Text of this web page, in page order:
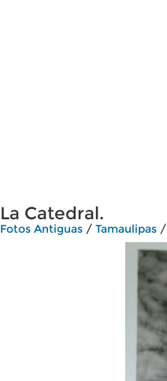
La Catedral.
Fotos Antiguas / Tamaulipas /